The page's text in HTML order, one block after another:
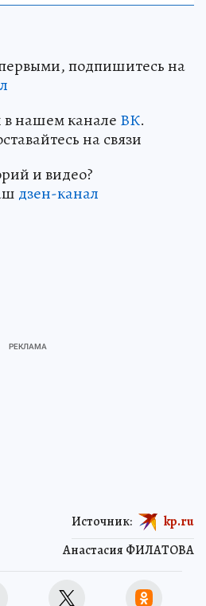
подпишитесь на
нашем канале ВК.
на связи
и видео?
дзен-канал
Анастасия ФИЛАТОВА
Источник: kp.ru